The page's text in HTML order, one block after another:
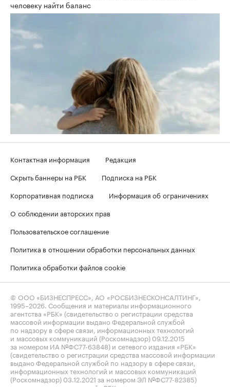
человеку найти баланс
Контактная информация
Редакция
Скрыть баннеры на РБК
Подписка на РБК
Корпоративная подписка
Информация об ограничениях
О соблюдении авторских прав
Пользовательское соглашение
Политика в отношении обработки персональных данных
Политика обработки файлов cookie
© ООО «БИЗНЕСПРЕСС», АО «РОСБИЗНЕСКОНСАЛТИНГ»,
1995–2026 . Сообщения и материалы информационного
агентства «РБК» (свидетельство о регистрации средства
массовой информации выдано Федеральной службой
по надзору в сфере связи, информационных технологий
и массовых коммуникаций (Роскомнадзор) 09.12.2015
за номером ИА №ФС77-63848) и сетевого издания «РБК»
(свидетельство о регистрации средства массовой информации
выдано Федеральной службой по надзору в сфере связи,
информационных технологий и массовых коммуникаций
(Роскомнадзор) 03.12.2021 за номером ЭЛ №ФС77-82385)